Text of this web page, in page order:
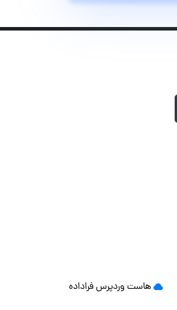
هاست وردپرسفراداده